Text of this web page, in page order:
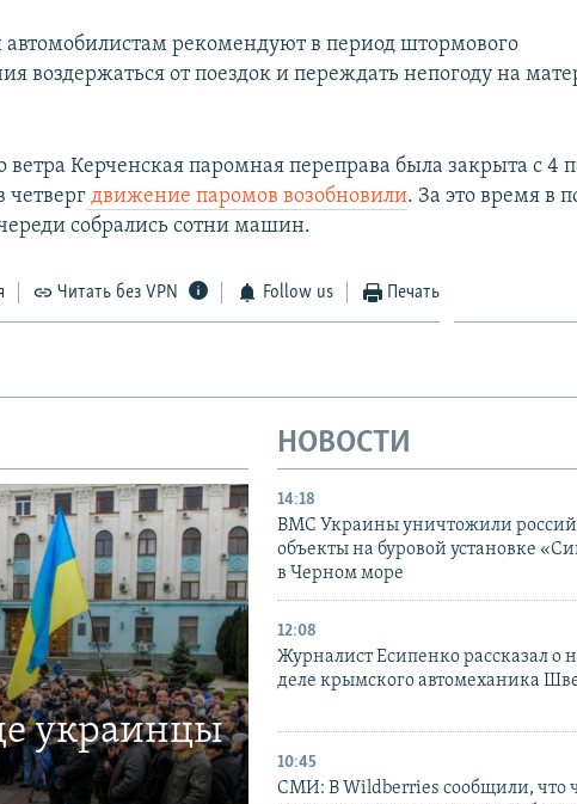
рекомендуют в период штормового
воздержаться от поездок и переждать непогоду на
ветра Керченская паромная переправа была закрыта с 4
четверг движение паромов возобновили. За это время в
собрались сотни машин.
Читать без VPN Follow us Печать
украинцы
НОВОСТИ
14:18
ВМС Украины уничтожили
объекты на буровой установке
в Черном море
12:08
Журналист Есипенко рассказал о
деле крымского автомеханика
10:45
СМИ: В Wildberries сообщили, что